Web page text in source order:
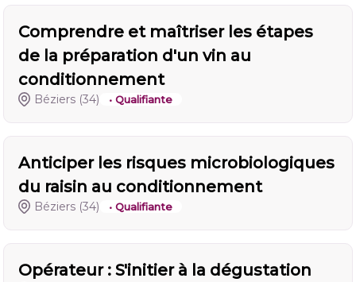
Comprendre et maîtriser les étapes
de la préparation d'un vin au
conditionnement
Béziers (34) • Qualifiante
Anticiper les risques microbiologiques
du raisin au conditionnement
Béziers (34) • Qualifiante
Opérateur : S'initier à la dégustation